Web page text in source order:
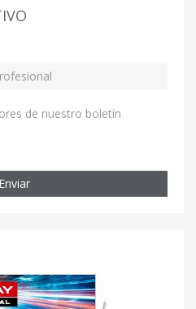
de nuestro boletín
Enviar